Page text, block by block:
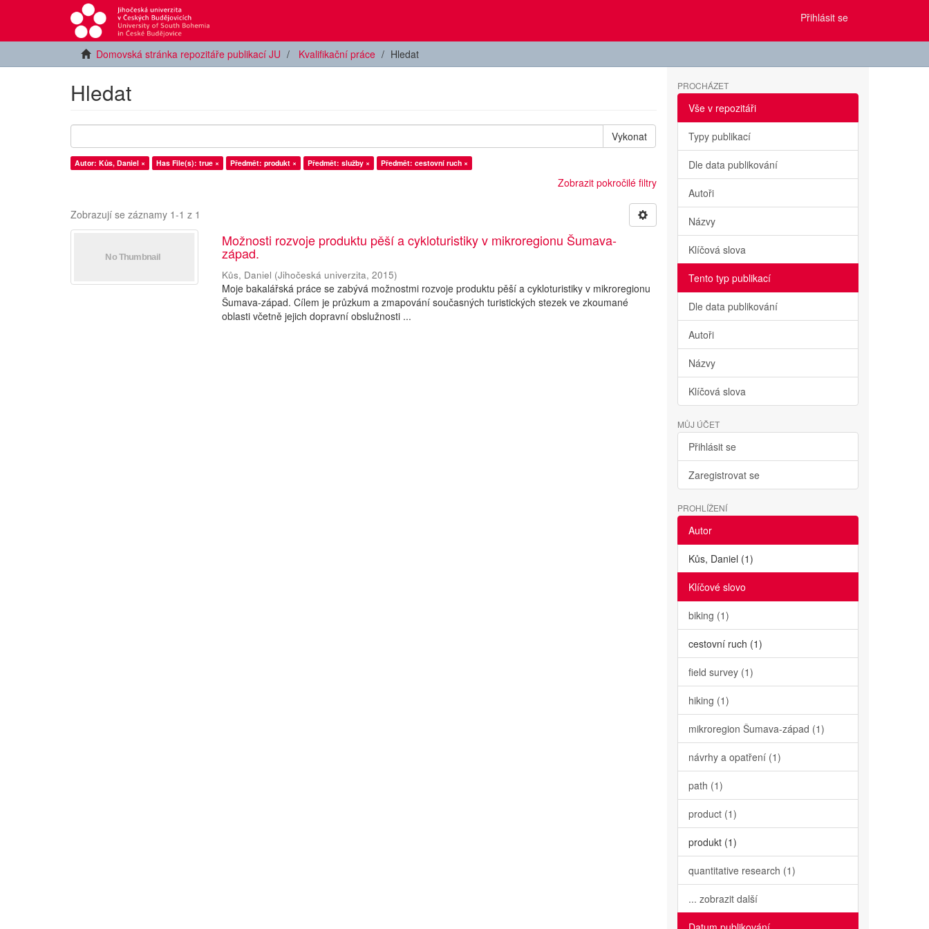
Přihlásit se
Domovská stránka repozitáře publikací JU Kvalifikační práce Hledat
Hledat
Vykonat
Autor: Kůs, Daniel × Has File(s): true × Předmět: produkt × Předmět: služby × Předmět: cestovní ruch ×
Zobrazit pokročilé filtry
Zobrazují se záznamy 1-1 z 1
Možnosti rozvoje produktu pěší a cykloturistiky v mikroregionu Šumava-
západ.
Kůs, Daniel (Jihočeská univerzita,2015)
Moje bakalářská práce se zabývá možnostmi rozvoje produktu pěší a cykloturistiky v mikroregionu
Šumava-západ. Cílem je průzkum a zmapování současných turistických stezek ve zkoumané
oblasti včetně jejich dopravní obslužnosti ...
PROCHÁZET
Vše v repozitáři
Typy publikací
Dle data publikování
Autoři
Názvy
Klíčová slova
Tento typ publikací
Dle data publikování
Autoři
Názvy
Klíčová slova
MŮJ ÚČET
Přihlásit se
Zaregistrovat se
PROHLÍŽENÍ
Autor
Kůs, Daniel (1)
Klíčové slovo
biking (1)
cestovní ruch (1)
field survey (1)
hiking (1)
mikroregion Šumava-západ (1)
návrhy a opatření (1)
path (1)
product (1)
produkt (1)
quantitative research (1)
... zobrazit další